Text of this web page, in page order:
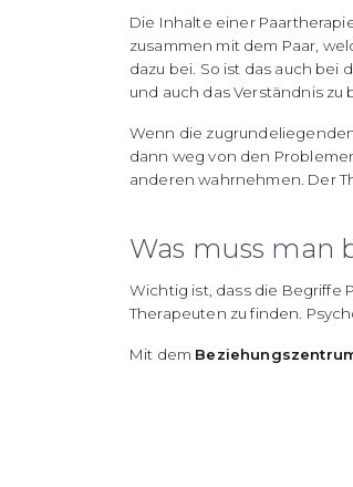
Die Inhalte einer
zusammen mit dem Paar,
dazu bei. So ist das auch
und auch das Verständnis
Wenn die
dann weg von den
anderen wahrnehmen. Der
Was muss man
Wichtig ist, dass die Begriffe
Therapeuten zu finden.
Mit dem